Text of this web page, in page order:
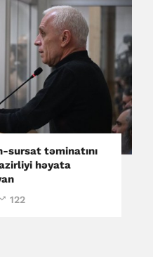
sursat təminatını
həyata
122